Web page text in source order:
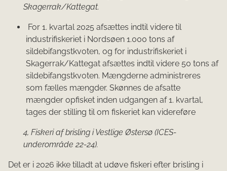
Skagerrak/Kattegat.
For 1. kvartal 2025 afsættes indtil videre til
industrifiskeriet i Nordsøen 1.000 tons af
sildebifangstkvoten, og for industrifiskeriet i
Skagerrak/Kattegat afsættes indtil videre 50 tons af
sildebifangstkvoten. Mængderne administreres
som fælles mængder. Skønnes de afsatte
mængder opfisket inden udgangen af 1. kvartal,
tages der stilling til om fiskeriet kan videreføre
4, Fiskeri af brisling i Vestlige Østersø (ICES-
underområde 22-24).
Det er i 2026 ikke tilladt at udøve fiskeri efter brisling i